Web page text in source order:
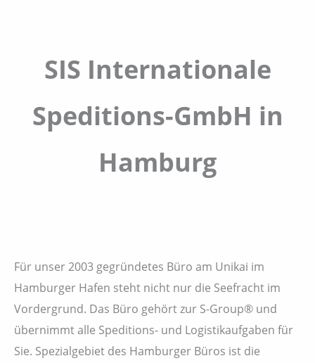
SIS Internationale
Speditions-GmbH in
Hamburg
Für unser 2003 gegründetes Büro am Unikai im
Hamburger Hafen steht nicht nur die Seefracht im
Vordergrund. Das Büro gehört zur S-Group® und
übernimmt alle Speditions- und Logistikaufgaben für
Sie. Spezialgebiet des Hamburger Büros ist die